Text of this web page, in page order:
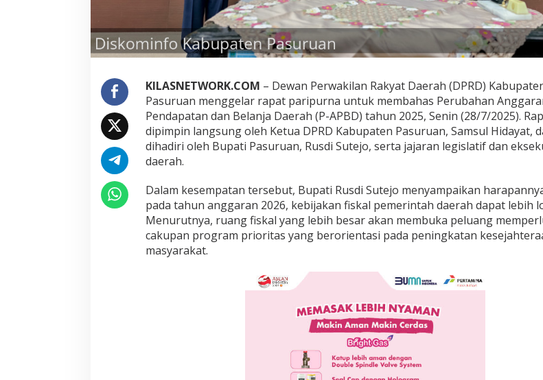
P
B
D
2
0
5
P
e
m
k
a
s
u
r
a
KILASNETWORK.COM – Dewan Perwakilan Rakyat Daerah (DPRD)
Pasuruan menggelar rapat paripurna untuk membahas Perubahan
Pendapatan dan Belanja Daerah (P-APBD) tahun 2025, Senin (28/7/2025).
dipimpin langsung oleh Ketua DPRD Kabupaten Pasuruan, Samsul Hidayat,
dihadiri oleh Bupati Pasuruan, Rusdi Sutejo, serta jajaran legislatif dan
daerah.
Dalam kesempatan tersebut, Bupati Rusdi Sutejo menyampaikan
pada tahun anggaran 2026, kebijakan fiskal pemerintah daerah dapat lebih
Menurutnya, ruang fiskal yang lebih besar akan membuka peluang
cakupan program prioritas yang berorientasi pada peningkatan
masyarakat.
Piala Dunia 2026 Usai